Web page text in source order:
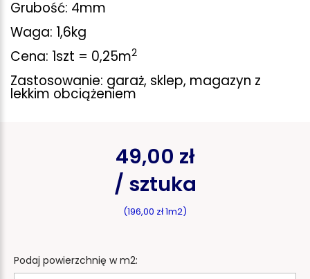
Grubość: 4mm
Waga: 1,6kg
Cena: 1szt = 0,25m2
Zastosowanie: garaż, sklep, magazyn z
lekkim obciążeniem
49,00 zł
/ sztuka
(196,00 zł 1m2)
Podaj powierzchnię w m2: